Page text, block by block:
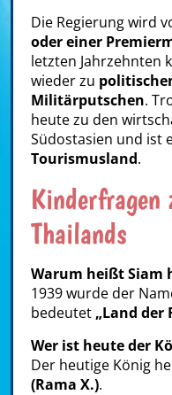
Die Regierung wird
oder einer
letzten Jahrzehnten
wieder zu
Militärputschen.
heute zu den
Südostasien und ist
Tourismusland.
Kinderfragen
Thailands
Warum heißt Siam
1939 wurde der
bedeutet „Land der
Wer ist heute der
Der heutige König
(Rama X.).